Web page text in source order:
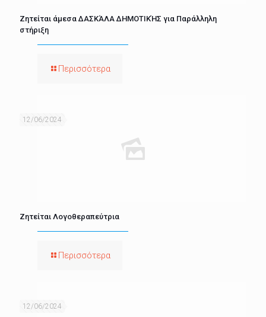
Ζητείται άμεσα ΔΑΣΚΆΛΑ ΔΗΜΟΤΙΚΉΣ για Παράλληλη
στήριξη
Περισσότερα
12/06/2024
Ζητείται Λογοθεραπεύτρια
Περισσότερα
12/06/2024